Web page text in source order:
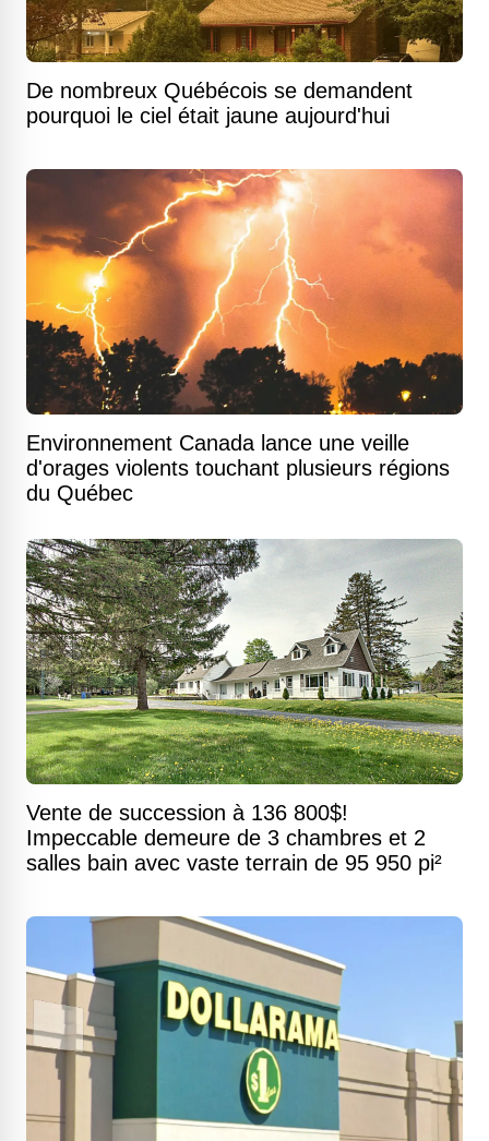
De nombreux Québécois se demandent
pourquoi le ciel était jaune aujourd'hui
Environnement Canada lance une veille
d'orages violents touchant plusieurs régions
du Québec
Vente de succession à 136 800$!
Impeccable demeure de 3 chambres et 2
salles bain avec vaste terrain de 95 950 pi²